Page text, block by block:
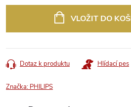
VLOŽIT DO
Dotaz k produktu Hlídací pes
Značka: PHILIPS